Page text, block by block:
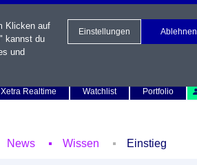
Xetra Realtime
Watchlist Portfolio
News Wissen Einstieg
Klicken auf
kannst du
und
Einstellungen Ablehnen